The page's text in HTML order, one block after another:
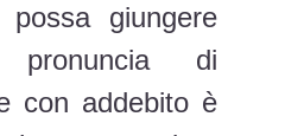
giungere
di
con addebito è